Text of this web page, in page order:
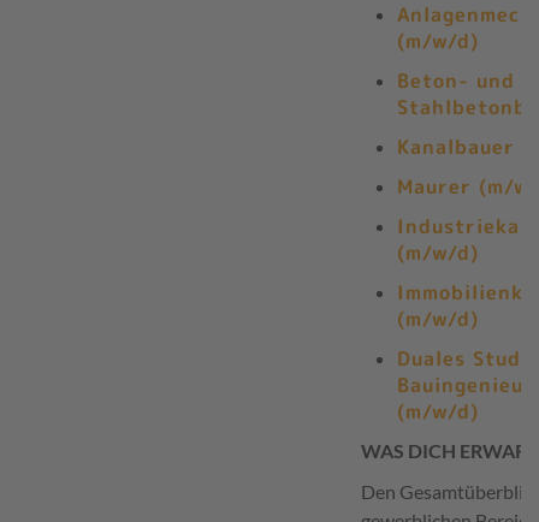
(m/w/d)
Beton- und
Kanalbauer
Maurer (m/
(m/w/d)
(m/w/d)
Duales
(m/w/d)
WAS DICH
Den